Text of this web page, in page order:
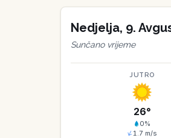
Nedjelja, 9.
Sunčano vrijeme
JUTRO
26°
0%
1.7 m/s